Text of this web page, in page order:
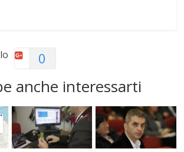
0
anche interessarti